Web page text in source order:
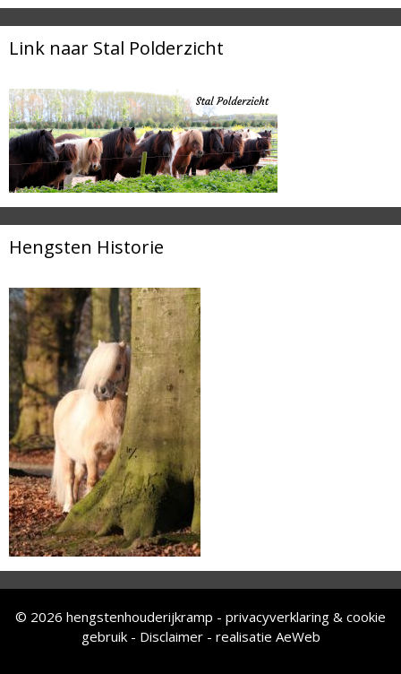
Link naar Stal Polderzicht
Hengsten Historie
© 2026 hengstenhouderijkramp - privacyverklaring & cookie
gebruik - Disclaimer- realisatie AeWeb